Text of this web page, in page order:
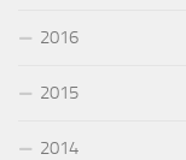
2016
2015
2014